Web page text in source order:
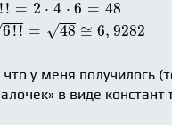
!! = 2 ⋅ 4 ⋅ 6 = 48
6!! = √48 ≅ 6, 9282
!!=48 ,9282
что у меня получилось
в виде констант